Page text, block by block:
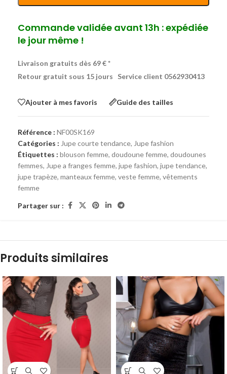
Commande validée avant 13h : expédiée
le jour même !
Livraison gratuits dès 69 € *
Retour gratuit sous 15 jours
Service client 0562930413
Ajouter à mes favoris Guide des tailles
Référence : NF00SK169
Catégories : Jupe courte tendance, Jupe fashion
Étiquettes : blouson femme, doudoune femme, doudounes
femmes, Jupe a franges femme, jupe fashion, jupe tendance,
jupe trapèze, manteaux femme, veste femme, vêtements
femme
Partager sur :
Produits similaires